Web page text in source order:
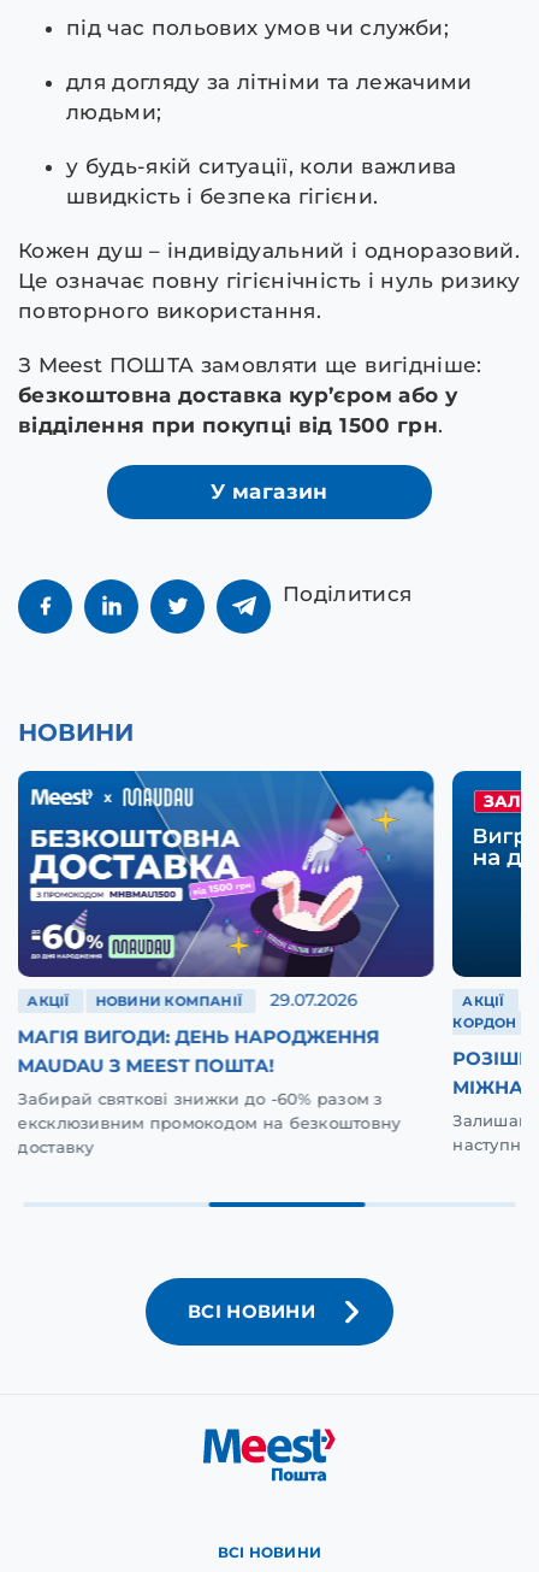
під час польових умов чи служби;
для догляду за літніми та лежачими
людьми;
у будь-якій ситуації, коли важлива
швидкість і безпека гігієни.
Кожен душ – індивідуальний і одноразовий.
Це означає повну гігієнічність і нуль ризику
повторного використання.
З Meest ПОШТА замовляти ще вигідніше:
безкоштовна доставка кур’єром або у
відділення при покупці від 1500 грн.
У магазин
Поділитися
НОВИНИ
АКЦІЇ НОВИНИ КОМПАНІЇ 29.07.2026
МАГІЯ ВИГОДИ: ДЕНЬ НАРОДЖЕННЯ
MAUDAU З MEEST ПОШТА!
Забирай святкові знижки до -60% разом з
ексклюзивним промокодом на безкоштовну
доставку
АКЦІЇ
КОРДОН
Залишай
наступну
ВСІ НОВИНИ
ВСІ НОВИНИ